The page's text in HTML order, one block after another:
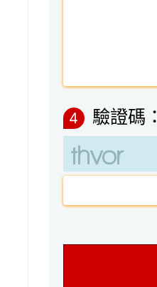
4 驗證碼：